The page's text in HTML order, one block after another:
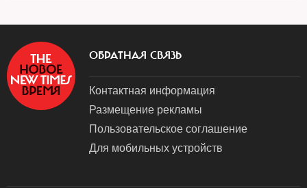
ОБРАТНАЯ СВЯЗЬ
Контактная информация
Размещение рекламы
Пользовательское соглашение
Для мобильных устройств